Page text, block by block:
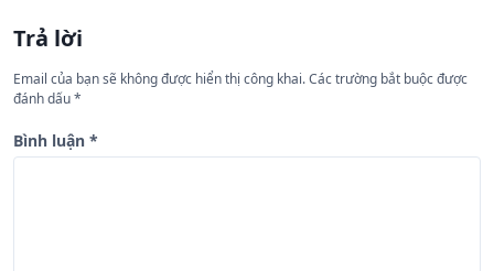
ớ
n
g
b
Trả lời
Email của bạn sẽ không được hiển thị công khai.Các trường bắt buộc được
đánh dấu*
Bình luận *